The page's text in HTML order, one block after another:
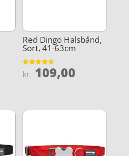
Red Dingo Halsbånd,
Sort, 41-63cm
Vurderet
4.7
kr. 109,00